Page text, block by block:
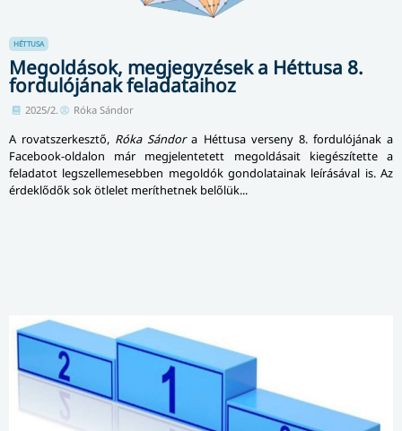
HÉTTUSA
Megoldások, megjegyzések a Héttusa 8.
fordulójának feladataihoz
2025/2. Róka Sándor
A rovatszerkesztő, Róka Sándora Héttusa verseny 8. fordulójának a
Facebook-oldalon már megjelentetett megoldásait kiegészítette a
feladatot leg­szel­­le­­me­­seb­­ben megoldók gondolatainak leírásával is. Az
érdeklődők sok ötlelet meríthetnek belőlük...